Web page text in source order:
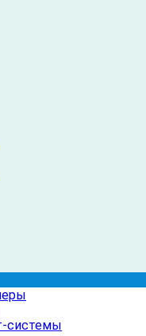
системы